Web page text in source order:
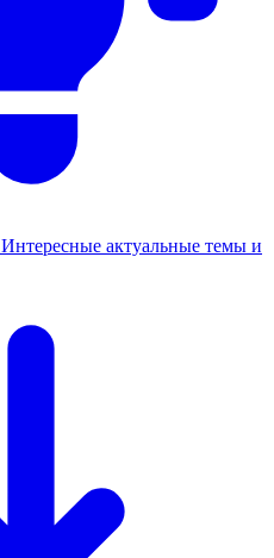
Интересные актуальные темы и